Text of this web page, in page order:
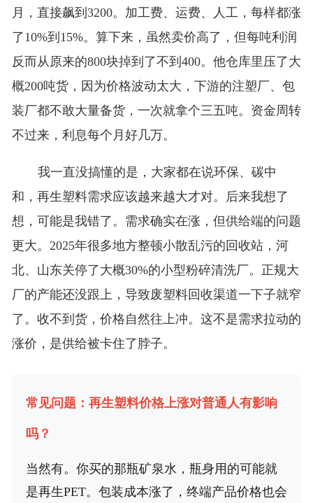
月，直接飙到3200。加工费、运费、人工，每样都涨
了10%到15%。算下来，虽然卖价高了，但每吨利润
反而从原来的800块掉到了不到400。他仓库里压了大
概200吨货，因为价格波动太大，下游的注塑厂、包
装厂都不敢大量备货，一次就拿个三五吨。资金周转
不过来，利息每个月好几万。
我一直没搞懂的是，大家都在说环保、碳中
和，再生塑料需求应该越来越大才对。后来我想了
想，可能是我错了。需求确实在涨，但供给端的问题
更大。2025年很多地方整顿小散乱污的回收站，河
北、山东关停了大概30%的小型粉碎清洗厂。正规大
厂的产能还没跟上，导致废塑料回收渠道一下子就窄
了。收不到货，价格自然往上冲。这不是需求拉动的
涨价，是供给被卡住了脖子。
常见问题：再生塑料价格上涨对普通人有影响
吗？
当然有。你买的那瓶矿泉水，瓶身用的可能就
是再生PET。包装成本涨了，终端产品价格也会